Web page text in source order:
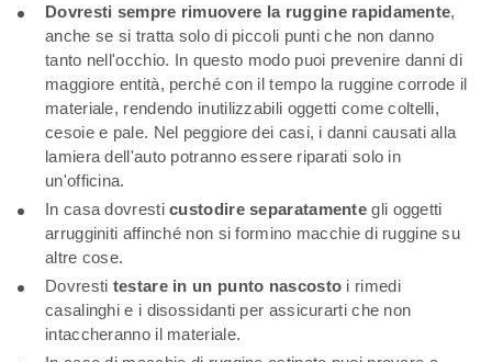
Dovresti sempre rimuovere la ruggine rapidamente,
anche se si tratta solo di piccoli punti che non danno
tanto nell'occhio. In questo modo puoi prevenire danni di
maggiore entità, perché con il tempo la ruggine corrode il
materiale, rendendo inutilizzabili oggetti come coltelli,
cesoie e pale. Nel peggiore dei casi, i danni causati alla
lamiera dell'auto potranno essere riparati solo in
un'officina.
In casa dovresticustodire separatamente gli oggetti
arrugginiti affinché non si formino macchie di ruggine su
altre cose.
Dovresti testare in un punto nascosto i rimedi
casalinghi e i disossidanti per assicurarti che non
intaccheranno il materiale.